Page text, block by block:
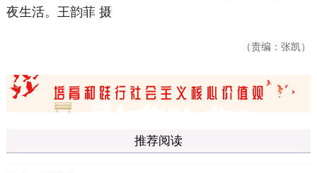
夜生活。 王韵菲 摄
（责编：张凯）
推荐阅读